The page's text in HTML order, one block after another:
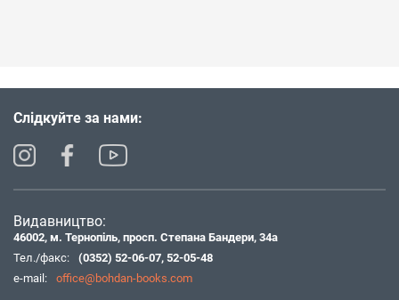
Слідкуйте за нами:
Видавництво:
46002, м. Тернопіль, просп. Степана Бандери, 34а
Тел./факс:
(0352) 52-06-07, 52-05-48
e-mail:
office@bohdan-books.com